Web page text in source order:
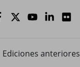
Ediciones anteriores